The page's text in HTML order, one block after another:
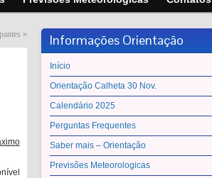
» Informações Orientação
Início
Orientação Calheta 30 Nov.
Calendário 2025
Perguntas Frequentes
Saber mais – Orientação
Previsões Meteorologicas